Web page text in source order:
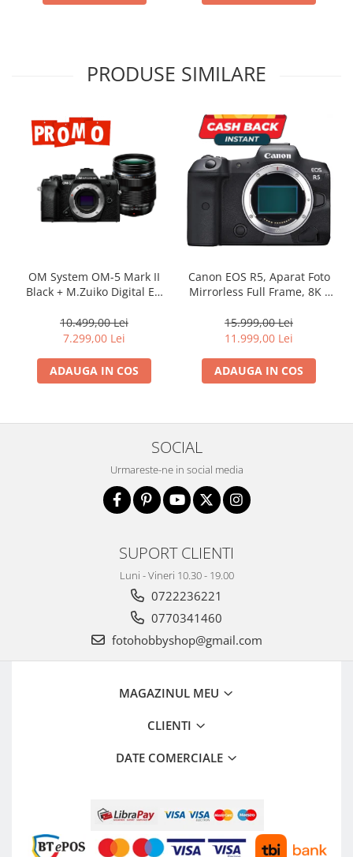
PRODUSE SIMILARE
OM System OM-5 Mark II
Black + M.Zuiko Digital ED
Kit – camera mirrorless
Micro Four Thirds 20.4MP
10.499,00 Lei
7.299,00 Lei
ADAUGA IN COS
Canon EOS R5, Aparat Foto
Mirrorless Full Frame, 8K -
15.999,00 Lei
11.999,00 Lei
ADAUGA IN COS
SOCIAL
Urmareste-ne in social media
SUPORT CLIENTI
Luni - Vineri 10.30 - 19.00
0722236221
0770341460
fotohobbyshop@gmail.com
MAGAZINUL MEU
CLIENTI
DATE COMERCIALE